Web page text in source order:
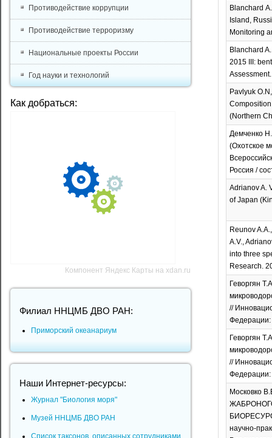
Blanchard
Island,
Monitoring
Blanchard
2015 III:
Pavlyuk
(Northern
Демченко
(Охотское
Россия /
Adrianov A.
of Japan
Reunov
A.V.,
into three
Research.
Геворгян
//
Федерации:
Геворгян
//
Федерации:
Московко
научно-
Противодействие коррупции
Противодействие терроризму
Национальные проекты России
Год науки и технологий
Как добраться:
Компонент Яндекс Карты на xdan.ru
Филиал ННЦМБ ДВО РАН:
Приморский океанариум
Наши Интернет-ресурсы:
Журнал "Биология моря"
Музей ННЦМБ ДВО РАН
Список таксонов, описанных сотрудниками